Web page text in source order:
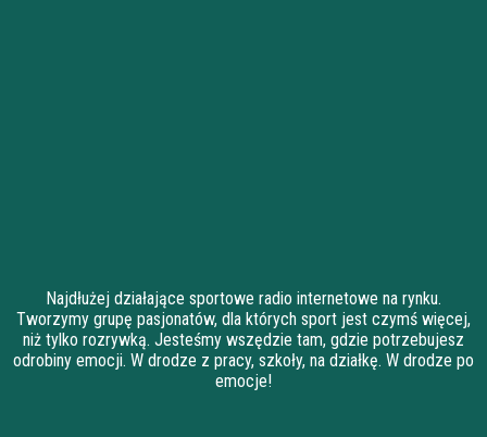
Najdłużej działające sportowe radio internetowe na rynku.
Tworzymy grupę pasjonatów, dla których sport jest czymś więcej,
niż tylko rozrywką. Jesteśmy wszędzie tam, gdzie potrzebujesz
odrobiny emocji. W drodze z pracy, szkoły, na działkę. W drodze po
emocje!